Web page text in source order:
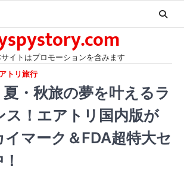
サイトはプロモーションを含みます
トリ旅行
・秋旅の夢を叶えるラ
ス！エアトリ国内版が
マーク＆FDA超特大セ